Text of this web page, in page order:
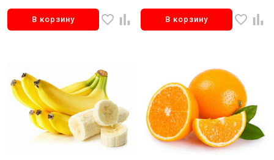
В корзину В корзину